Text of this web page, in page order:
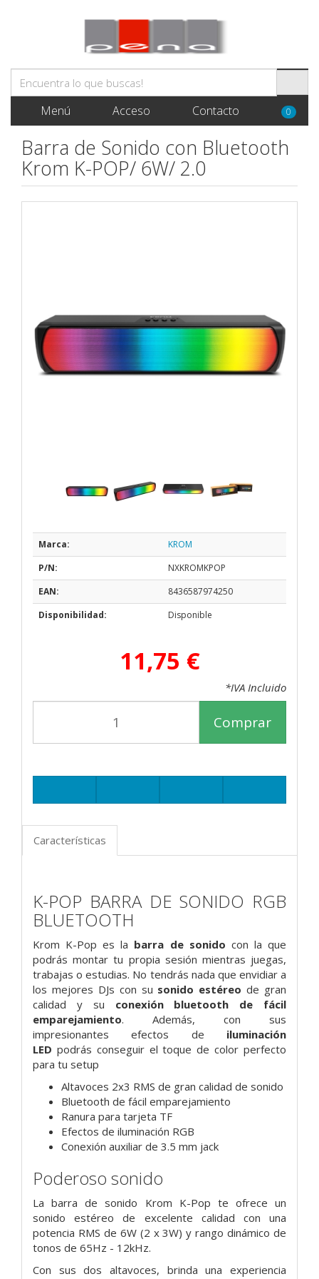
Menú Acceso Contacto 0
Barra de Sonido con Bluetooth
Krom K-POP/ 6W/ 2.0
Marca:
KROM
P/N:
NXKROMKPOP
EAN:
8436587974250
Disponibilidad:
Disponible
11,75 €
*IVA Incluido
Comprar
Características
K-POP BARRA DE SONIDO RGB
BLUETOOTH
Krom K-Pop es la barra de sonido con la que
podrás montar tu propia sesión mientras juegas,
trabajas o estudias. No tendrás nada que envidiar a
los mejores DJs con su sonido estéreo de gran
calidad y su conexión bluetooth de fácil
emparejamiento. Además, con sus
impresionantes efectos de iluminación
LED podrás conseguir el toque de color perfecto
para tu setup
Altavoces 2x3 RMS de gran calidad de sonido
Bluetooth de fácil emparejamiento
Ranura para tarjeta TF
Efectos de iluminación RGB
Conexión auxiliar de 3.5 mm jack
Poderoso sonido
La barra de sonido Krom K-Pop te ofrece un
sonido estéreo de excelente calidad con una
potencia RMS de 6W (2 x 3W) y rango dinámico de
tonos de 65Hz - 12kHz.
Con sus dos altavoces, brinda una experiencia